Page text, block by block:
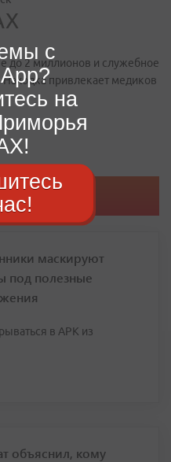
до 2 миллионов и служебное
Находка привлекает медиков
маскируют
под полезные
в APK из
объяснил, кому
с
на